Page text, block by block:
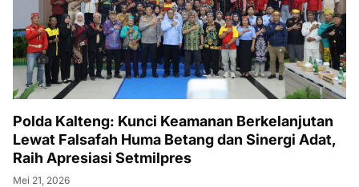
Polda Kalteng: Kunci Keamanan Berkelanjutan
Lewat Falsafah Huma Betang dan Sinergi Adat,
Raih Apresiasi Setmilpres
Mei 21, 2026